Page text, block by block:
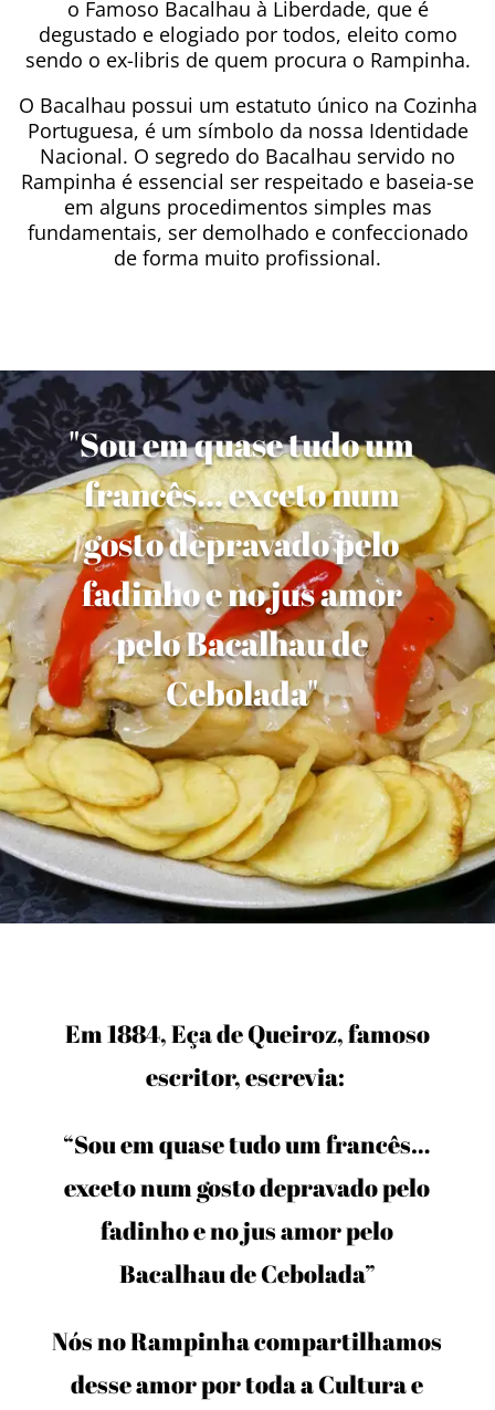
o Famoso Bacalhau à Liberdade, que é
degustado e elogiado por todos, eleito como
sendo o ex-libris de quem procura o Rampinha.
O Bacalhau possui um estatuto único na Cozinha
Portuguesa, é um símbolo da nossa Identidade
Nacional. O segredo do Bacalhau servido no
Rampinha é essencial ser respeitado e baseia-se
em alguns procedimentos simples mas
fundamentais, ser demolhado e confeccionado
de forma muito profissional.
"Sou em quase tudo um
francês... exceto num
gosto depravado pelo
fadinho e no jus amor
pelo Bacalhau de
Cebolada"
Em 1884, Eça de Queiroz, famoso
escritor, escrevia:
“Sou em quase tudo um francês…
exceto num gosto depravado pelo
fadinho e no jus amor pelo
Bacalhau de Cebolada”
Nós no Rampinha compartilhamos
desse amor por toda a Cultura e